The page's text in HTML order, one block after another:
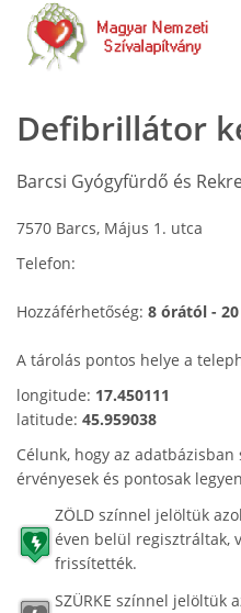
Defibrillátor
Barcsi Gyógyfürdő és
7570 Barcs, Május 1. utca
Telefon:
Hozzáférhetőség: 8 órától -
A tárolás pontos helye a
longitude: 17.450111
latitude: 45.959038
Célunk, hogy az
érvényesek és pontosak
ZÖLD színnel jelöltük
éven belül regisztráltak,
frissítették.
SZÜRKE színnel jelöltük